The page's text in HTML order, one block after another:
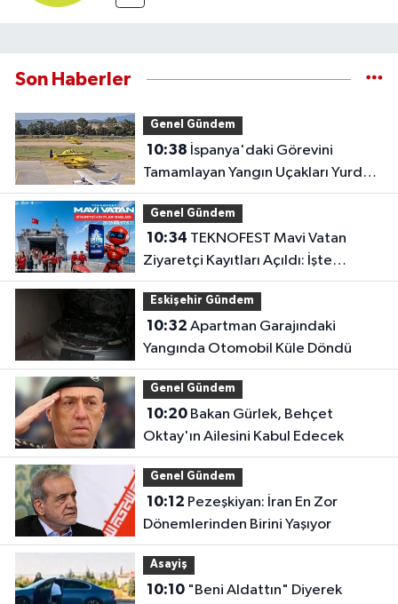
Son Haberler
Genel Gündem
10:38
Tamamlayan Yangın Uçakları Yurda
Döndü
Genel Gündem
10:34
Ziyaretçi Kayıtları Açıldı: İşte
Detaylar
Eskişehir Gündem
10:32
Yangında Otomobil Küle Döndü
Genel Gündem
10:20Bakan Gürlek, Behçet
Oktay'ın Ailesini Kabul Edecek
Genel Gündem
10:12
Dönemlerinden Birini Yaşıyor
Asayiş
10:10"Beni Aldattın" Diyerek